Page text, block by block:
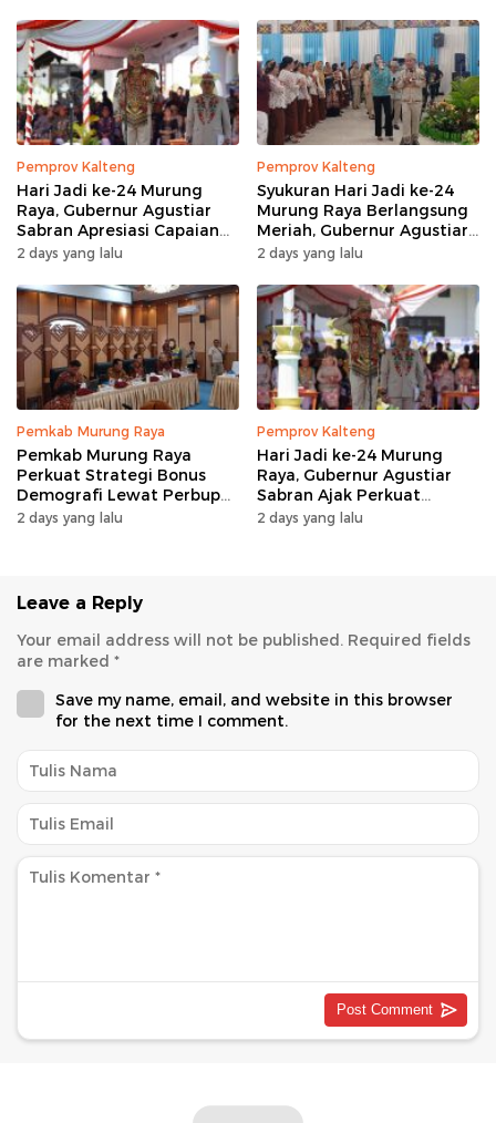
Pemprov Kalteng
Hari Jadi ke-24 Murung
Raya, Gubernur Agustiar
Sabran Apresiasi Capaian
Pembangunan
2 days yang lalu
Pemprov Kalteng
Syukuran Hari Jadi ke-24
Murung Raya Berlangsung
Meriah, Gubernur Agustiar
Sabran Hibur Masyarakat
2 days yang lalu
Pemkab Murung Raya
Pemkab Murung Raya
Perkuat Strategi Bonus
Demografi Lewat Perbup
Nomor 14 Tahun 2026
2 days yang lalu
Pemprov Kalteng
Hari Jadi ke-24 Murung
Raya, Gubernur Agustiar
Sabran Ajak Perkuat
Sinergi Pembangunan
2 days yang lalu
Leave a Reply
Your email address will not be published. Required fields
are marked *
Save my name, email, and website in this browser
for the next time I comment.